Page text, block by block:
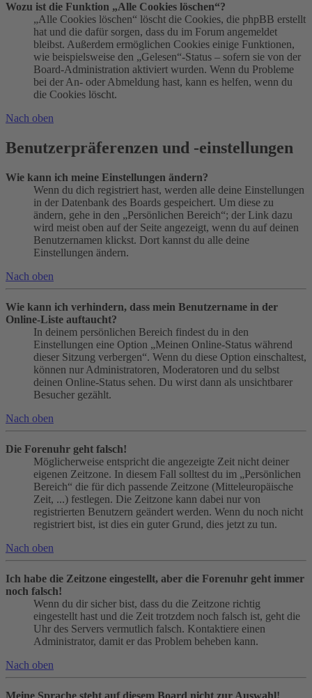
Wozu ist die Funktion „Alle Cookies löschen“?
„Alle Cookies löschen“ löscht die Cookies, die phpBB erstellt
hat und die dafür sorgen, dass du im Forum angemeldet
bleibst. Außerdem ermöglichen Cookies einige Funktionen,
wie beispielsweise den „Gelesen“-Status – sofern sie von der
Board-Administration aktiviert wurden. Wenn du Probleme
bei der An- oder Abmeldung hast, kann es helfen, wenn du
die Cookies löscht.
Nach oben
Benutzerpräferenzen und -einstellungen
Wie kann ich meine Einstellungen ändern?
Wenn du dich registriert hast, werden alle deine Einstellungen
in der Datenbank des Boards gespeichert. Um diese zu
ändern, gehe in den „Persönlichen Bereich“; der Link dazu
wird meist oben auf der Seite angezeigt, wenn du auf deinen
Benutzernamen klickst. Dort kannst du alle deine
Einstellungen ändern.
Nach oben
Wie kann ich verhindern, dass mein Benutzername in der
Online-Liste auftaucht?
In deinem persönlichen Bereich findest du in den
Einstellungen eine Option „Meinen Online-Status während
dieser Sitzung verbergen“. Wenn du diese Option einschaltest,
können nur Administratoren, Moderatoren und du selbst
deinen Online-Status sehen. Du wirst dann als unsichtbarer
Besucher gezählt.
Nach oben
Die Forenuhr geht falsch!
Möglicherweise entspricht die angezeigte Zeit nicht deiner
eigenen Zeitzone. In diesem Fall solltest du im „Persönlichen
Bereich“ die für dich passende Zeitzone (Mitteleuropäische
Zeit, ...) festlegen. Die Zeitzone kann dabei nur von
registrierten Benutzern geändert werden. Wenn du noch nicht
registriert bist, ist dies ein guter Grund, dies jetzt zu tun.
Nach oben
Ich habe die Zeitzone eingestellt, aber die Forenuhr geht immer
noch falsch!
Wenn du dir sicher bist, dass du die Zeitzone richtig
eingestellt hast und die Zeit trotzdem noch falsch ist, geht die
Uhr des Servers vermutlich falsch. Kontaktiere einen
Administrator, damit er das Problem beheben kann.
Nach oben
Meine Sprache steht auf diesem Board nicht zur Auswahl!